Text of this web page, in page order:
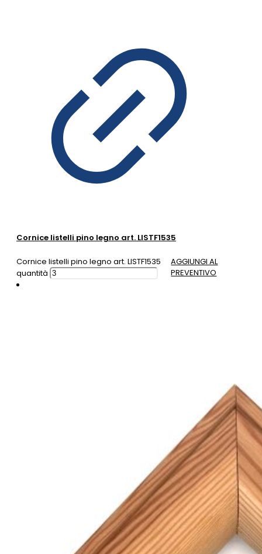
Cornice listelli pino legno art. LISTF1535
Cornice listelli pino legno art. LISTF1535
quantità
AGGIUNGI AL
PREVENTIVO